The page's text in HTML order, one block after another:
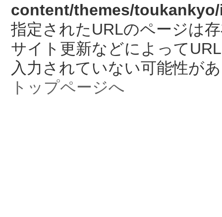
content/themes/
指定されたURLのページは
サイト更新などによって
入力されていない可能性が
トップページへ